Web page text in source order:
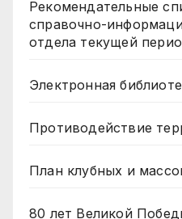
Рекомендательные
справочно-
отдела текущей
Электронная
Противодействие
План клубных и
80 лет Великой